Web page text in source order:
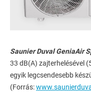
Saunier Duval GeniaAir
33 dB(A) zajterhelésével
egyik legcsendesebb
(Forrás: